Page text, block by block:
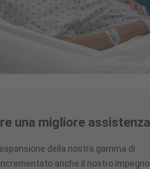
una migliore assistenza
della nostra gamma di
anche il nostro